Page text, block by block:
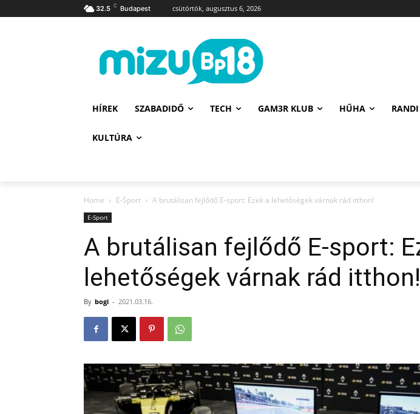
32.5 C Budapest csütörtök, augusztus 6, 2026
HÍREK SZABADIDŐ TECH GAM3R KLUB HŰHA
KULTÚRA
Home E-Sport A brutálisan fejlődő E-sport: Ezek a lehetőségek várnak rád itthon!
E-Sport
A brutálisan fejlődő E-sport:
lehetőségek várnak rád itthon!
By bogi - 2021.03.16.